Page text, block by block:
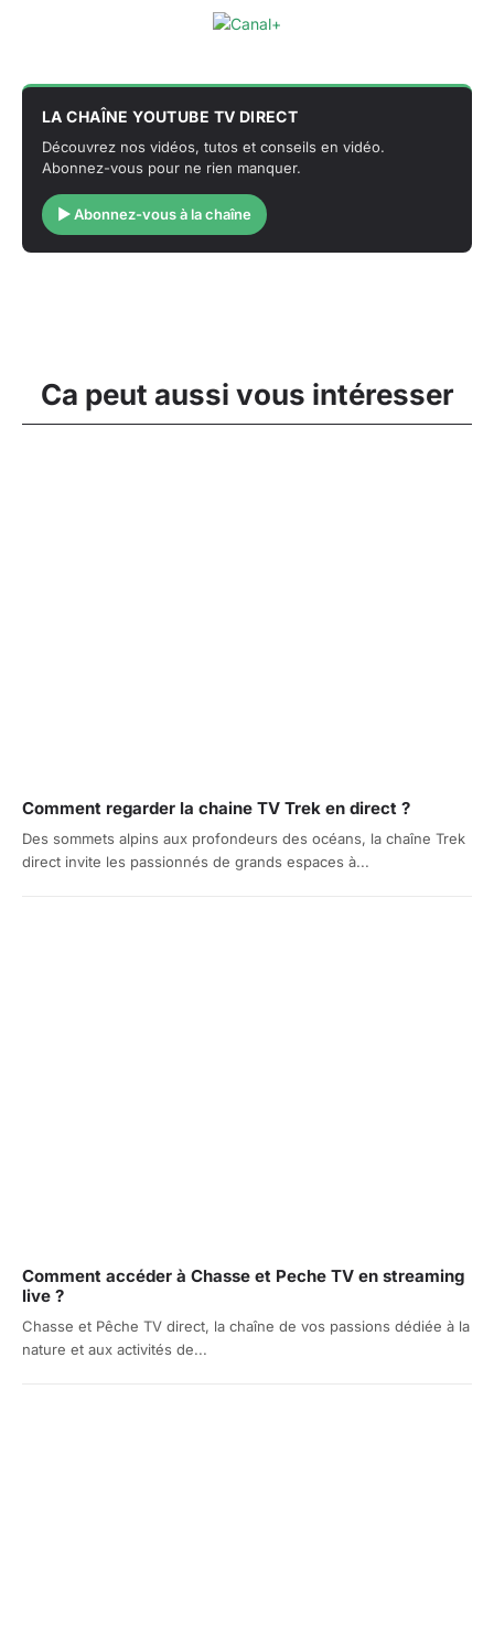
LA CHAÎNE YOUTUBE TV DIRECT
Découvrez nos vidéos, tutos et conseils en vidéo.
Abonnez-vous pour ne rien manquer.
▶ Abonnez-vous à la chaîne
Ca peut aussi vous intéresser
Comment regarder la chaine TV Trek en direct ?
Des sommets alpins aux profondeurs des océans, la chaîne Trek
direct invite les passionnés de grands espaces à...
Comment accéder à Chasse et Peche TV en streaming
live ?
Chasse et Pêche TV direct, la chaîne de vos passions dédiée à la
nature et aux activités de...